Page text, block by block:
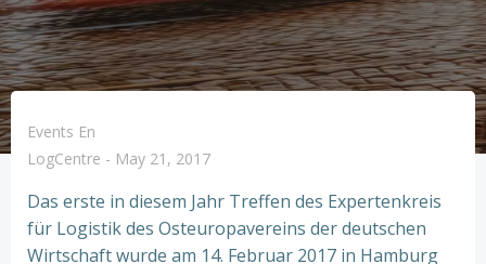
Events En
LogCentre - May 21, 2017
Das erste in diesem Jahr Treffen des Expertenkreis
für Logistik des Osteuropavereins der deutschen
Wirtschaft wurde am 14. Februar 2017 in Hamburg